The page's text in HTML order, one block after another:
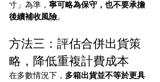
寸」為準， 寧可略為保守，也不要承擔
後續補收風險。
方法三：評估合併出貨策
略，降低重複計費成本
在多數情況下， 多箱出貨並不等於更具